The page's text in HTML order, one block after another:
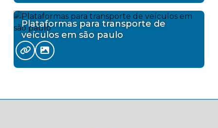
Plataformas para transporte de
veículos em são paulo